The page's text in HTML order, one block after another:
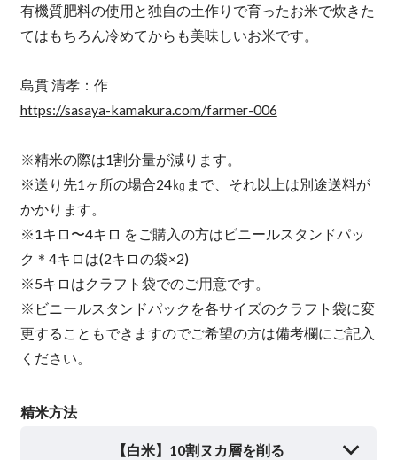
有機質肥料の使用と独自の土作りで育ったお米で炊きた
てはもちろん冷めてからも美味しいお米です。
島貫 清孝：作
https://sasaya-kamakura.com/farmer-006
※精米の際は1割分量が減ります。
※送り先1ヶ所の場合24㎏まで、それ以上は別途送料が
かかります。
※1キロ〜4キロ をご購入の方はビニールスタンドパッ
ク＊4キロは(2キロの袋×2)
※5キロはクラフト袋でのご用意です。
※ビニールスタンドパックを各サイズのクラフト袋に変
更することもできますのでご希望の方は備考欄にご記入
ください。
精米方法
【白米】10割ヌカ層を削る